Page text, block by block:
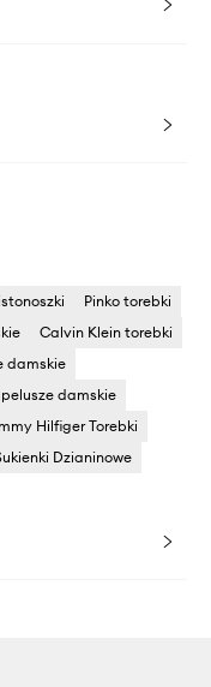
Pinko torebki
Calvin Klein torebki
damskie
damskie
Hilfiger Torebki
Dzianinowe